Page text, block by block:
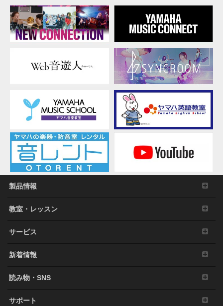
ル
製品情報
教室・レッスン
サービス
新着情報
読み物・SNS
サポート